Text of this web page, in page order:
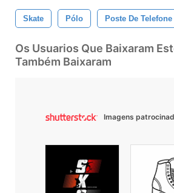
Skate Pólo Poste De Telefone
Os Usuarios Que Baixaram
Também Baixaram
Imagens